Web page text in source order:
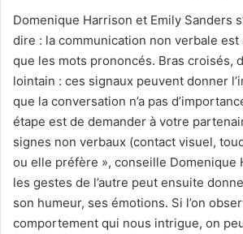
Domenique Harrison et Emily Sanders
dire : la communication non verbale
que les mots prononcés. Bras croisés,
lointain : ces signaux peuvent donner
que la conversation n’a pas
étape est de demander à votre
signes non verbaux (contact visuel,
ou elle préfère », conseille Domenique
les gestes de l’autre peut ensuite
son humeur, ses émotions. Si l’on
comportement qui nous intrigue, on